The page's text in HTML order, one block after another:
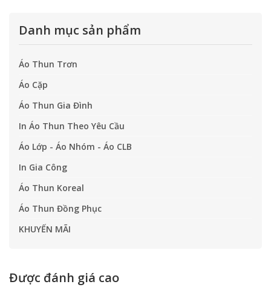
Danh mục sản phẩm
Áo Thun Trơn
Áo Cặp
Áo Thun Gia Đình
In Áo Thun Theo Yêu Cầu
Áo Lớp - Áo Nhóm - Áo CLB
In Gia Công
Áo Thun Koreal
Áo Thun Đồng Phục
KHUYẾN MÃI
Được đánh giá cao